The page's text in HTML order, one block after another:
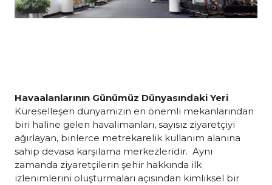
Havaalanlarının Günümüz Dünyasındaki Yeri
Küreselleşen dünyamızın en önemli mekanlarından
biri haline gelen havalimanları, sayısız ziyaretçiyi
ağırlayan, binlerce metrekarelik kullanım alanına
sahip devasa karşılama merkezleridir. Aynı
zamanda ziyaretçilerin şehir hakkında ilk
izlenimlerini oluşturmaları açısından kimliksel bir